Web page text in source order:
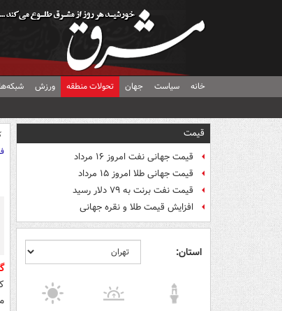
خانه سیاست جهان تحولات منطقه ورزش
قیمت
قیمت جهانی نفت امروز ۱۶ مرداد
قیمت جهانی طلا امروز ۱۵ مرداد
قیمت نفت برنت به ۷۹ دلار رسید
افزایش قیمت طلا و نقره جهانی
استان: